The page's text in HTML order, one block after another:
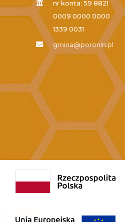
nr konta: 59 8821
0009 0000 0000
1339 0031
gmina@poronin.pl